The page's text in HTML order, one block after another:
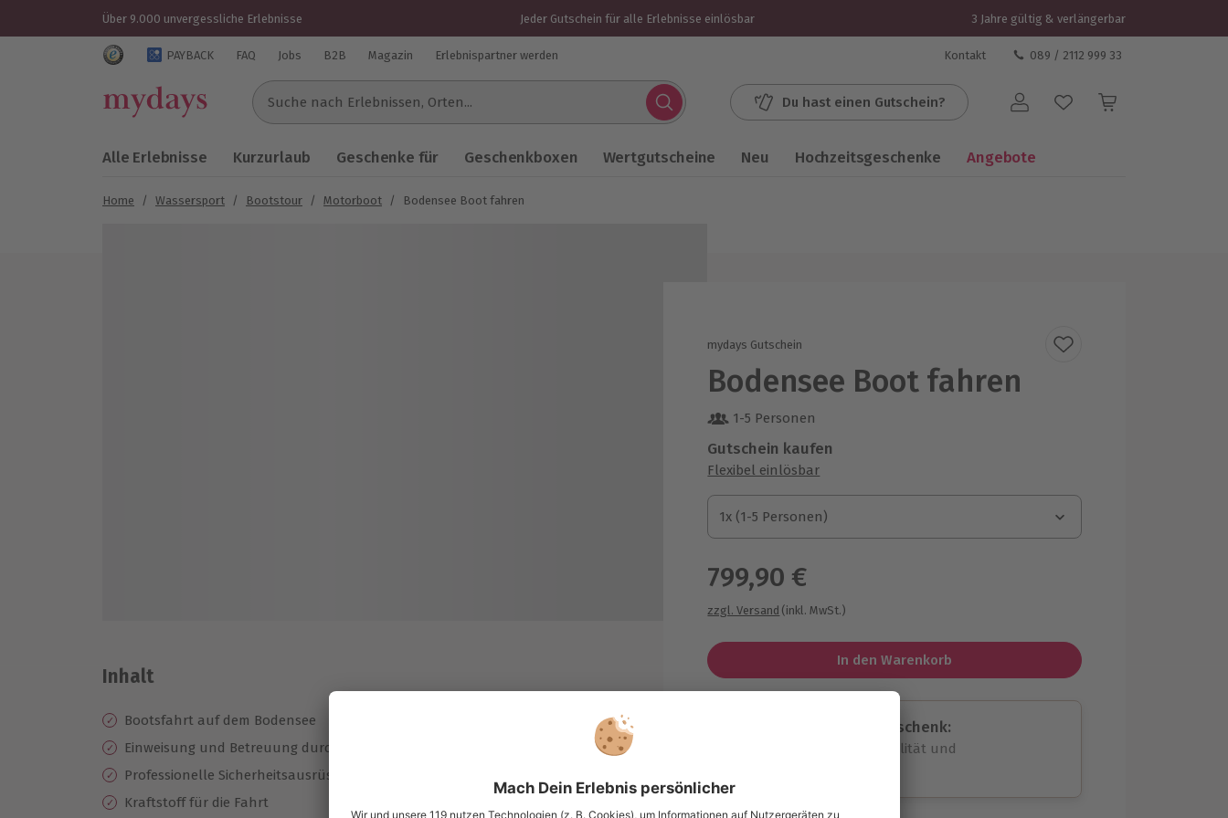
Über 9.000 unvergessliche Erlebnisse Jeder Gutschein für alle Erlebnisse einlösbar 3 Jahre gültig & verlängerbar
Trustedshops Bewertungen für mydays.de
PAYBACK FAQ Jobs B2B Magazin Erlebnispartner werden Kontakt 089 / 2112 999 33
Suche nach Erlebnissen...
Du hast einen Gutschein? Benutzerkonto
Alle Erlebnisse Kurzurlaub Geschenke für Geschenkboxen Wertgutscheine Neu Hochzeitsgeschenke Angebote
Home / Wassersport / Bootstour / Motorboot / Bodensee Boot fahren
mydays Gutschein
Bodensee Boot fahren
1-5 Personen
Gutschein kaufen
Flexibel einlösbar
1x (1-5 Personen)
1x (1-5 Personen)
1x (1-5 Personen)
799,90 €
zzgl. Versand (inkl. MwSt.)
In den Warenkorb
Immer das passende Geschenk:
Große Auswahl, volle Flexibilität und
Über 9.000 unvergessliche
Inhalt
Bootsfahrt auf dem Bodensee
Einweisung und Betreuung durch einen erfahrenen Skipper
Professionelle Sicherheitsausrüstung
Kraftstoff für die Fahrt